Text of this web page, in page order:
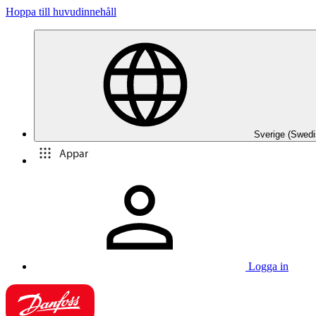
Hoppa till huvudinnehåll
Sverige
Appar
Logga in